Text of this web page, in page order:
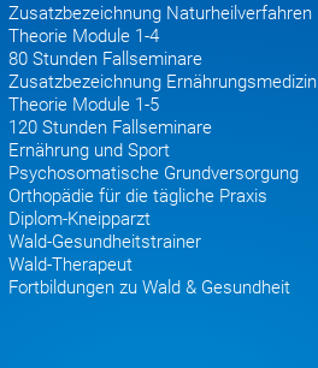
Zusatzbezeichnung Naturheilverfahren
Theorie Module 1-4
80 Stunden Fallseminare
Zusatzbezeichnung Ernährungsmedizin
Theorie Module 1-5
120 Stunden Fallseminare
Ernährung und Sport
Psychosomatische Grundversorgung
Orthopädie für die tägliche Praxis
Diplom-Kneipparzt
Wald-Gesundheitstrainer
Wald-Therapeut
Fortbildungen zu Wald & Gesundheit